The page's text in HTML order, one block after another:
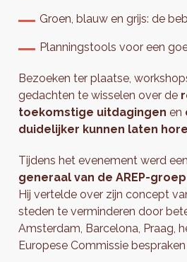
Groen, blauw en grijs: de
Planningstools voor een
Bezoeken ter plaatse,
gedachten te wisselen over de
toekomstige uitdagingen en
duidelijker kunnen laten
Tijdens het evenement werd
generaal van de AREP-
Hij vertelde over zijn concept
steden te verminderen door
Amsterdam, Barcelona, Praag,
Europese Commissie